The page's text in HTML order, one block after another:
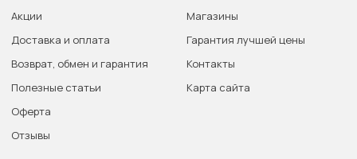
Акции
Доставка и оплата
Возврат, обмен и гарантия
Полезные статьи
Оферта
Отзывы
Магазины
Гарантия лучшей цены
Контакты
Карта сайта